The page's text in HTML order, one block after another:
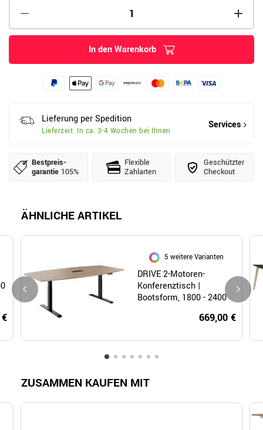
In den Warenkorb
Lieferung per Spedition
Lieferzeit: In ca. 3-4 Wochen bei Ihnen
Services
Bestpreis­
garantie 105%
Flexible
Zahlarten
Geschützter
Checkout
ÄHNLICHE ARTIKEL
5 weitere Varianten
DRIVE 2-Motoren-
Konferenztisch |
Bootsform, 1800 - 2400
Kabelklappe optional,
Bernsteineiche
669,00 €
ZUSAMMEN KAUFEN MIT